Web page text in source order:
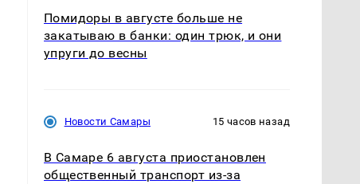
Помидоры в августе больше не
закатываю в банки: один трюк, и они
упруги до весны
Новости Самары 15 часов назад
В Самаре 6 августа приостановлен
общественный транспорт из-за